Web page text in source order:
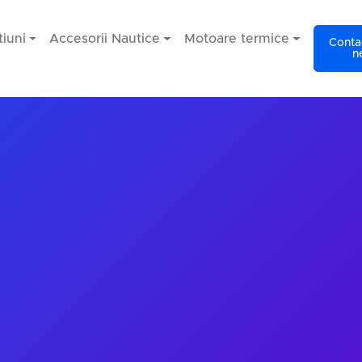
Accesorii Nautice Motoare termice